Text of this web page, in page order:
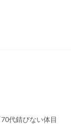
代錆びない体目